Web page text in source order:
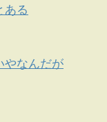
ある
やなんだが